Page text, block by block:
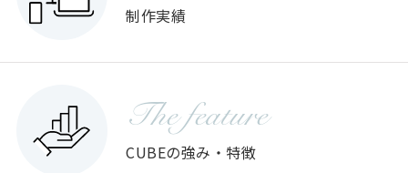
制作実績
The feature
CUBEの強み・特徴